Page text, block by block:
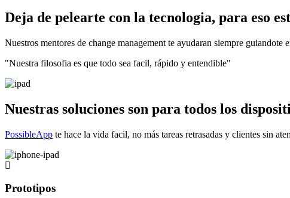
Deja de pelearte con la tecnologia, para eso
Nuestros mentores de change management te ayudaran siempre
"Nuestra filosofia es que todo sea facil, rápido y entendible"
Nuestras soluciones son para todos los
PossibleApp te hace la vida facil, no más tareas retrasadas y clientes sin
Prototipos